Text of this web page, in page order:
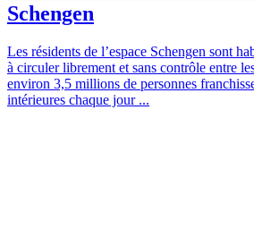
Schengen
Les résidents de l’espace Schengen sont
à circuler librement et sans contrôle entre
environ 3,5 millions de personnes
intérieures chaque jour ...